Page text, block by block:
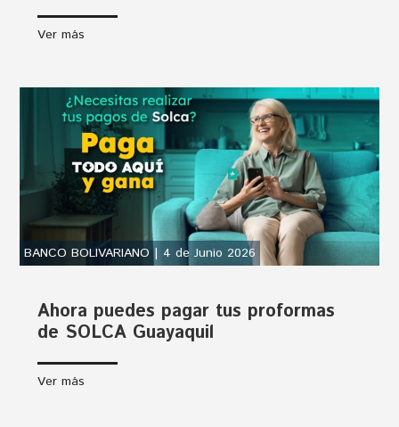
Ver más
BANCO BOLIVARIANO | 4 de Junio 2026
Ahora puedes pagar tus proformas
de SOLCA Guayaquil
Ver más